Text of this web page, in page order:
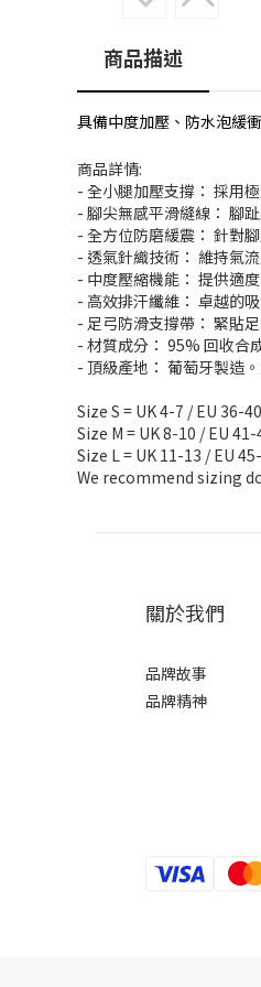
商品描述
具備中度加壓、防水泡緩
商品詳情:
- 全小腿加壓支撐： 採用
- 腳尖無感平滑縫線： 腳
- 全方位防磨緩震： 針對
- 透氣針織技術： 維持氣
- 中度壓縮機能： 提供適
- 高效排汗纖維： 卓越的
- 足弓防滑支撐帶： 緊貼
- 材質成分： 95% 回收合
- 頂級產地： 葡萄牙製造
Size S = UK 4-7 / EU 36-
Size M = UK 8-10 / EU
Size L = UK 11-13 / EU
We recommend sizing
關於我們
品牌故事
品牌精神